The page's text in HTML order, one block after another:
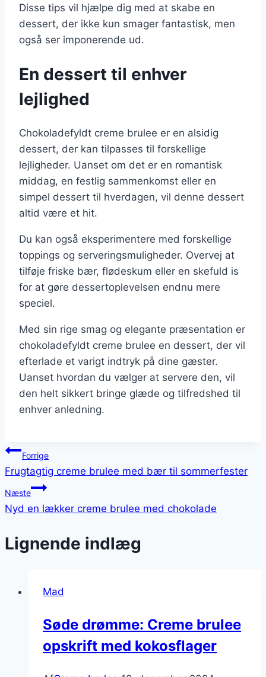
Disse tips vil hjælpe dig med at skabe en
dessert, der ikke kun smager fantastisk, men
også ser imponerende ud.
En dessert til enhver
lejlighed
Chokoladefyldt creme brulee er en alsidig
dessert, der kan tilpasses til forskellige
lejligheder. Uanset om det er en romantisk
middag, en festlig sammenkomst eller en
simpel dessert til hverdagen, vil denne dessert
altid være et hit.
Du kan også eksperimentere med forskellige
toppings og serveringsmuligheder. Overvej at
tilføje friske bær, flødeskum eller en skefuld is
for at gøre dessertoplevelsen endnu mere
speciel.
Med sin rige smag og elegante præsentation er
chokoladefyldt creme brulee en dessert, der vil
efterlade et varigt indtryk på dine gæster.
Uanset hvordan du vælger at servere den, vil
den helt sikkert bringe glæde og tilfredshed til
enhver anledning.
Indlægsnavigation
Forrige
Frugtagtig creme brulee med bær til sommerfester
Næste
Nyd en lækker creme brulee med chokolade
Lignende indlæg
Mad
Søde drømme: Creme brulee
opskrift med kokosflager